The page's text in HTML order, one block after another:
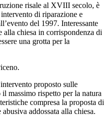
risale al XVIII secolo, è
di riparazione e
del 1997. Interessante
chiesa in corrispondenza di
una grotta per la
proposto sulle
massimo rispetto per la natura
compresa la proposta di
addossata alla chiesa.